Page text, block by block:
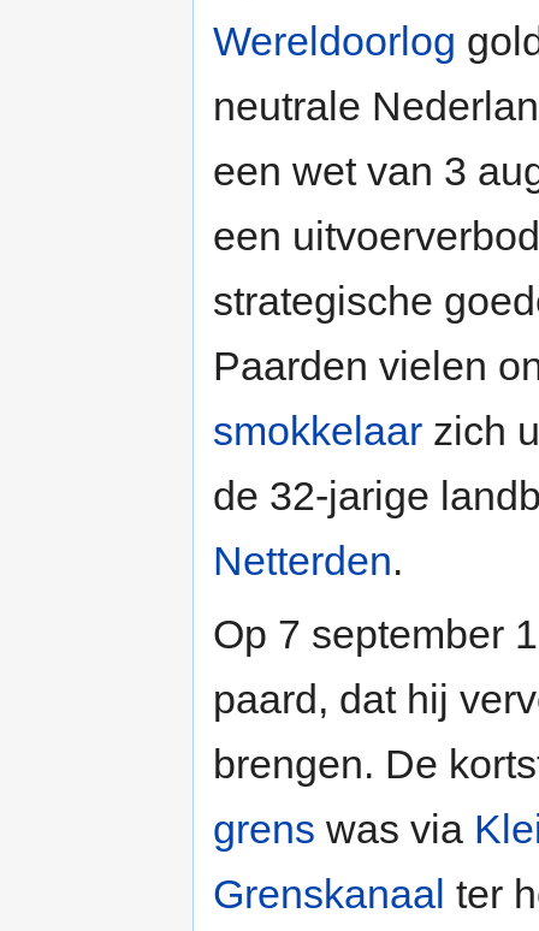
Wereldoorlog
neutrale
een wet van 3
een
strategische
Paarden vielen
smokkelaar zich
de 32-jarige
Netterden.
Op 7 september
paard, dat hij
brengen. De
grens was via
Grenskanaal ter